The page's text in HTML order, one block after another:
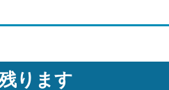
ります